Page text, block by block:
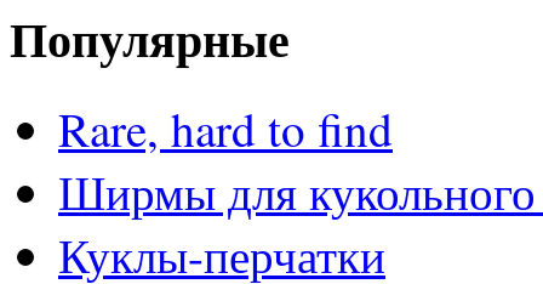
Популярные
Rare, hard to find
Ширмы для кукольного
Куклы-перчатки